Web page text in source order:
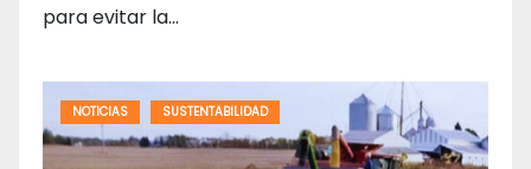
para evitar la…
NOTICIAS SUSTENTABILIDAD